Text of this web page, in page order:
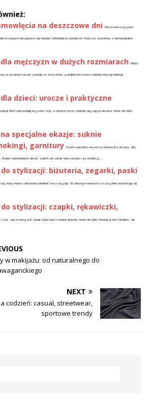
na deszczowe dni
Deszczowa pogoda
dni pojawia się również chłodniejsze powietrze. Podczas spacerów z niemowlęciem
mężczyzn w dużych rozmiarach Moda
w ostatnich latach zyskuje na znaczeniu, a projektanci coraz chętniej tworzą kolekcje
dzieci: urocze i praktyczne
2023 roku królują wygoda i styl, a rodzice coraz chętniej sięgają po ubrania, które nie tylko
specjalne okazje: suknie
garnitury Każda specjalna okazja to doskonała okazja, aby
Wybór odpowiednich ubrań, takich jak suknie wieczorowe czy smokingi,...
stylizacji: biżuteria, zegarki, paski
który może całkowicie odmienić nasz wygląd. W obecnych trendach szczególnie wyróżniają się
stylizacji: czapki, rękawiczki,
czas, aby wzbogacić swoje stylizacje o modne dodatki, które nie tylko chronią przed chłodem, ale
w makijażu: od naturalnego do
NEXT
codzień: casual, streetwear,
sportowe trendy